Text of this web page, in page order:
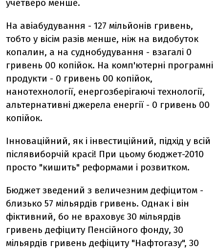
учетверо менше.
На авіабудування - 127 мільйонів гривень,
тобто у вісім разів менше, ніж на видобуток
копалин, а на суднобудування - взагалі 0
гривень 00 копійок. На комп'ютерні програмні
продукти - 0 гривень 00 копійок,
нанотехнології, енергозберігаючі технології,
альтернативні джерела енергії - 0 гривень 00
копійок.
Інноваційний, як і інвестиційний, підхід у всій
післявиборчій красі! При цьому бюджет-2010
просто "кишить" реформами і розвитком.
Бюджет зведений з величезним дефіцитом -
близько 57 мільярдів гривень. Однак і він
фіктивний, бо не враховує 30 мільярдів
гривень дефіциту Пенсійного фонду, 30
мільярдів гривень дефіциту "Нафтогазу", 30